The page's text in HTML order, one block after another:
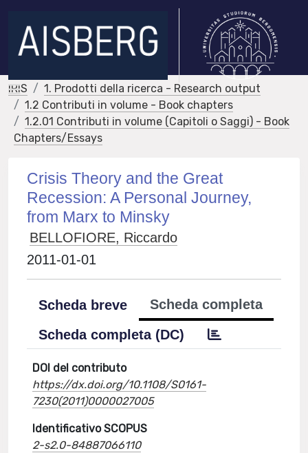
IRIS
1. Prodotti della ricerca - Research output
1.2 Contributi in volume - Book chapters
1.2.01 Contributi in volume (Capitoli o Saggi) - Book
Chapters/Essays
Crisis Theory and the Great
Recession: A Personal Journey,
from Marx to Minsky
BELLOFIORE, Riccardo
2011-01-01
Scheda breve
Scheda completa
Scheda completa (DC)
DOI del contributo
https://dx.doi.org/10.1108/S0161-
7230(2011)0000027005
Identificativo SCOPUS
2-s2.0-84887066110